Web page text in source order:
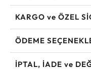
KARGO ve ÖZEL
ÖDEME
İPTAL, İADE ve